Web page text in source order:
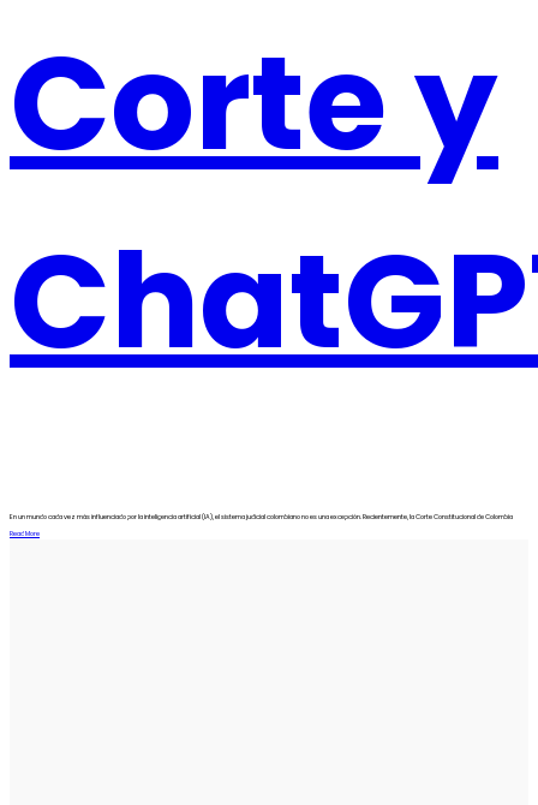
Corte y
En un mundo cada vez más influenciado por la inteligencia artificial (IA), el sistema judicial colombiano no es una excepción. Recientemente, la Corte Constitucional de Colombia
Read More